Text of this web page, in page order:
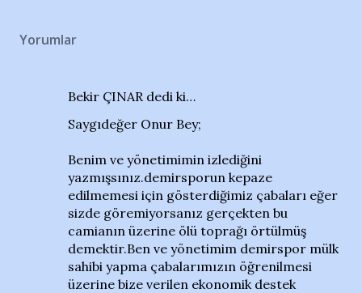
Yorumlar
Bekir ÇINAR dedi ki…
Saygıdeğer Onur Bey;
Benim ve yönetimimin izlediğini
yazmışsınız.demirsporun kepaze
edilmemesi için gösterdiğimiz çabaları eğer
sizde göremiyorsanız gerçekten bu
camianın üzerine ölü toprağı örtülmüş
demektir.Ben ve yönetimim demirspor mülk
sahibi yapma çabalarımızın öğrenilmesi
üzerine bize verilen ekonomik destek